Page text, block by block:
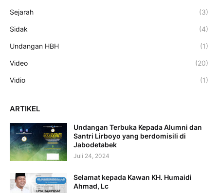
Sejarah (3)
Sidak (4)
Undangan HBH (1)
Video (20)
Vidio (1)
ARTIKEL
Undangan Terbuka Kepada Alumni dan
Santri Lirboyo yang berdomisili di
Jabodetabek
Juli 24, 2024
Selamat kepada Kawan KH. Humaidi
Ahmad, Lc